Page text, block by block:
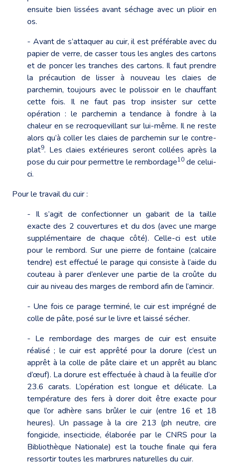
ensuite bien lissées avant séchage avec un plioir en
os.
- Avant de s’attaquer au cuir, il est préférable avec du
papier de verre, de casser tous les angles des cartons
et de poncer les tranches des cartons. Il faut prendre
la précaution de lisser à nouveau les claies de
parchemin, toujours avec le polissoir en le chauffant
cette fois. Il ne faut pas trop insister sur cette
opération : le parchemin a tendance à fondre à la
chaleur en se recroquevillant sur lui-même. Il ne reste
alors qu’à coller les claies de parchemin sur le contre-
plat9. Les claies extérieures seront collées après la
pose du cuir pour permettre le rembordage10 de celui-
ci.
Pour le travail du cuir :
- Il s’agit de confectionner un gabarit de la taille
exacte des 2 couvertures et du dos (avec une marge
supplémentaire de chaque côté). Celle-ci est utile
pour le rembord. Sur une pierre de fontaine (calcaire
tendre) est effectué le parage qui consiste à l’aide du
couteau à parer d’enlever une partie de la croûte du
cuir au niveau des marges de rembord afin de l’amincir.
- Une fois ce parage terminé, le cuir est imprégné de
colle de pâte, posé sur le livre et laissé sécher.
- Le rembordage des marges de cuir est ensuite
réalisé ; le cuir est apprêté pour la dorure (c’est un
apprêt à la colle de pâte claire et un apprêt au blanc
d’œuf). La dorure est effectuée à chaud à la feuille d’or
23.6 carats. L’opération est longue et délicate. La
température des fers à dorer doit être exacte pour
que l’or adhère sans brûler le cuir (entre 16 et 18
heures). Un passage à la cire 213 (ph neutre, cire
fongicide, insecticide, élaborée par le CNRS pour la
Bibliothèque Nationale) est la touche finale qui fera
ressortir toutes les marbrures naturelles du cuir.